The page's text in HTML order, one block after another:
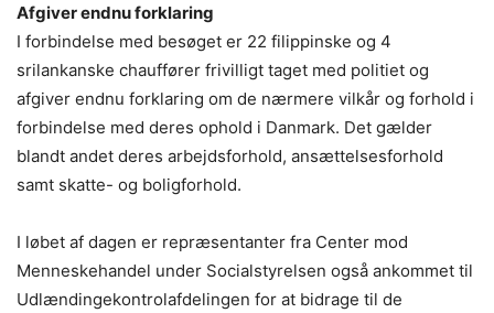
Afgiver endnu forklaring
I forbindelse med besøget er 22 filippinske og 4
srilankanske chauffører frivilligt taget med politiet og
afgiver endnu forklaring om de nærmere vilkår og forhold i
forbindelse med deres ophold i Danmark. Det gælder
blandt andet deres arbejdsforhold, ansættelsesforhold
samt skatte- og boligforhold.
I løbet af dagen er repræsentanter fra Center mod
Menneskehandel under Socialstyrelsen også ankommet til
Udlændingekontrolafdelingen for at bidrage til de